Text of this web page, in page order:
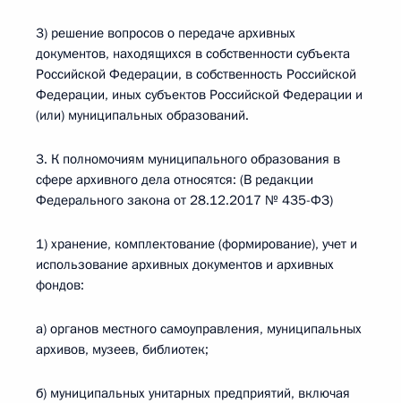
3) решение вопросов о передаче архивных
документов, находящихся в собственности субъекта
Российской Федерации, в собственность Российской
Федерации, иных субъектов Российской Федерации и
(или) муниципальных образований.
3. К полномочиям муниципального образования в
сфере архивного дела относятся: (В редакции
Федерального закона от 28.12.2017 № 435-ФЗ)
1) хранение, комплектование (формирование), учет и
использование архивных документов и архивных
фондов:
а) органов местного самоуправления, муниципальных
архивов, музеев, библиотек;
б) муниципальных унитарных предприятий, включая